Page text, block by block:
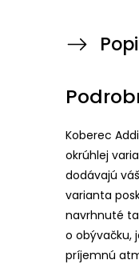
Koberec
okrúhlej
dodávajú
varianta
navrhnuté
o obývačku,
príjemnú